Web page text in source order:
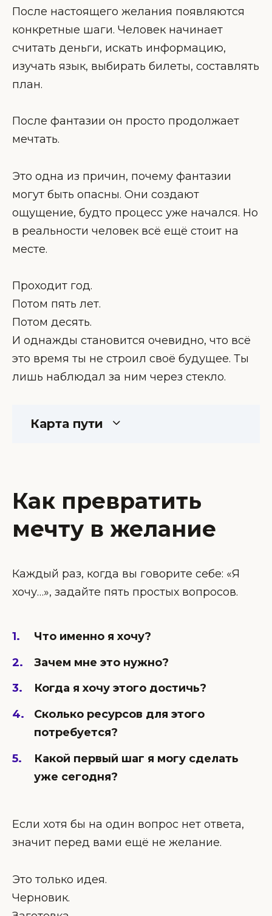
После настоящего желания появляются
конкретные шаги. Человек начинает
считать деньги, искать информацию,
изучать язык, выбирать билеты, составлять
план.
После фантазии он просто продолжает
мечтать.
Это одна из причин, почему фантазии
могут быть опасны. Они создают
ощущение, будто процесс уже начался. Но
в реальности человек всё ещё стоит на
месте.
Проходит год.
Потом пять лет.
Потом десять.
И однажды становится очевидно, что всё
это время ты не строил своё будущее. Ты
лишь наблюдал за ним через стекло.
Карта пути
Как превратить
мечту в желание
Каждый раз, когда вы говорите себе: «Я
хочу…», задайте пять простых вопросов.
Что именно я хочу?
Зачем мне это нужно?
Когда я хочу этого достичь?
Сколько ресурсов для этого
потребуется?
Какой первый шаг я могу сделать
уже сегодня?
Если хотя бы на один вопрос нет ответа,
значит перед вами ещё не желание.
Это только идея.
Черновик.